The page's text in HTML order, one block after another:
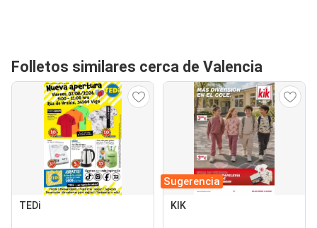
Folletos similares cerca de Valencia
TEDi
Sugerencia
KIK